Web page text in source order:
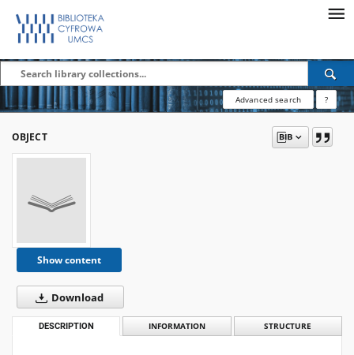
Advanced search ?
OBJECT
Show content
Download
DESCRIPTION INFORMATION STRUCTURE